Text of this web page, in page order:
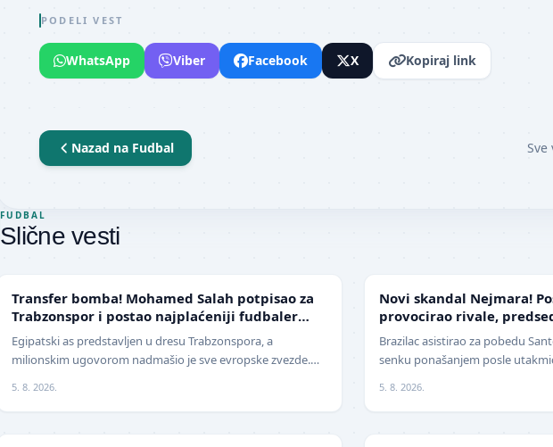
PODELI VEST
WhatsApp Viber Facebook X Kopiraj link
Nazad na Fudbal Sve
FUDBAL
Slične vesti
Transfer bomba! Mohamed Salah potpisao za
Trabzonspor i postao najplaćeniji fudbaler
Evrope
Egipatski as predstavljen u dresu Trabzonspora, a
milionskim ugovorom nadmašio je sve evropske zvezde.
5. 8. 2026.
Novi skandal Nejmara!
provocirao rivale,
žestoko isprozivao:
Brazilac asistirao za pobedu
senku ponašanjem posle
5. 8. 2026.